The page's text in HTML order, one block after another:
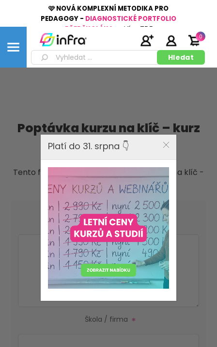
🩷 NOVÁ KOMPLEXNÍ METODIKA PRO
PEDAGOGY - DIAGNOSTICKÉ PORTFOLIO
PŘEDŠKOLÁKA
Více ZDE
0
Poptávka kurzu na klíč – kurz
pro sborovnu
Tento formulář slouží pro poptávku kurzů na klíč -
vzdělávání pro pedagogické sbory.
Vaše představa obsahu kurzu*
Škola / firma *
Platí do 31. srpna 👇